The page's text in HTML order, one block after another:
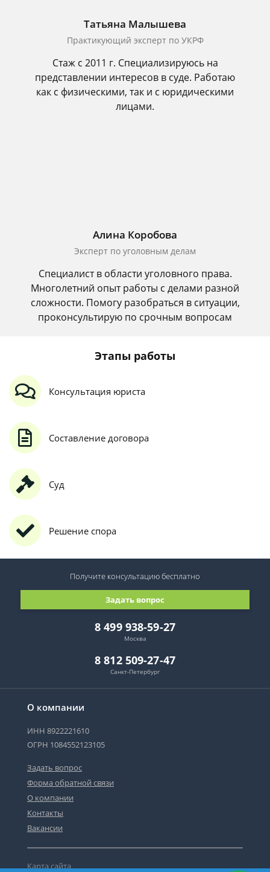
Татьяна Малышева
Практикующий эксперт по УКРФ
Стаж с 2011 г. Специализируюсь на
представлении интересов в суде. Работаю
как с физическими, так и с юридическими
лицами.
Алина Коробова
Эксперт по уголовным делам
Специалист в области уголовного права.
Многолетний опыт работы с делами разной
сложности. Помогу разобраться в ситуации,
проконсультирую по срочным вопросам
Этапы работы
Консультация юриста
Составление договора
Суд
Решение спора
О компании
ИНН 8922221610
ОГРН 1084552123105
Задать вопрос
Форма обратной связи
О компании
Контакты
Вакансии
Карта сайта
8 499 938-59-27
Москва
8 812 509-27-47
Санкт-Петербург
Задать вопрос
Получите консультациюбесплатно